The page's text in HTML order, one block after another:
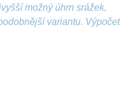
možný úhrn srážek,
variantu. Výpočet